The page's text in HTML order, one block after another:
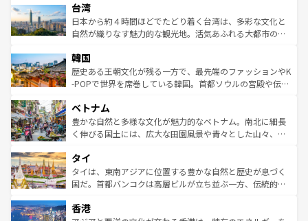
ならではの贅沢な旅のスタイルだ。 なお、新着のアメリカ
情報はコンテンツ一覧を参照してほしい。
れるおもてなしの心で訪れる人々を迎えてくれるハワイの
人々、おいしいローカルフードやハワイアンミュージッ
ク、伝統的なフラダンスなど、すべてがハワイの魅力を彩
ワイを、存分に味わってほしい。 なお、新着のハワイ情報
はコンテンツ一覧を参照してほしい。
リアリーフや大陸中央部にそびえるウルル（エアーズロッ
ク）、タスマニアの美しい原生林やケアンズの熱帯雨林な
ど、見どころがたくさん。また、カフェやワイン、オージ
いる。アクティビティも充実しており、サーフィンやダイ
ビング、ハイキングなど、アウトドア好きにはたまらな
い。オーストラリアの多彩な魅力を存分に味わいつくそ
参照してほしい。
台湾
日本から約４時間ほどでたどり着く台湾は、多彩な文化と
自然が織りなす魅力的な観光地。活気あふれる大都市の台
ン）、静ひつな山岳地帯である台湾東部など、都市の喧騒
と山間の静けさが共存しており、訪れる人に新しい発見と
驚きをもたらしてくれる。また、奥深い台湾の食文化も魅
容にもいいと評判のスイーツなど、バラエティ豊かな料理
が味わえる。 なお、新着の台湾情報は コンテンツ一覧を参
照してほしい。
韓国
歴史ある王朝文化が残る一方で、最先端のファッションやK
-POPで世界を席巻している韓国。首都ソウルの宮殿や伝統
き、地方に足を延ばせば四季折々の自然美を楽しむことが
できる。そして、キムチや焼肉、絶品のストリートフード
まで、さまざまな韓国料理が待っている。夜には、韓国な
リティに包まれながら、韓国の多彩な魅力を心ゆくまで味
わってみてほしい。 なお、新着の韓国情報はコンテンツ一
覧を参照してほしい。
ベトナム
豊かな自然と多様な文化が魅力的なベトナム。南北に細長
く伸びる国土には、広大な田園風景や青々とした山々、世
急速な発展と共に伝統が息づく。ハノイの古い町並みやホ
ーチミン市のフランス統治時代の建物も、独特の雰囲気を
醸し出している。また、バラエティの豊かさとおいしさで
とつ。フォーやバインミー、ベトナムコーヒーなどは、ぜ
タイ
タイは、東南アジアに位置する豊かな自然と歴史が息づく
国だ。首都バンコクは高層ビルが立ち並ぶ一方、伝統的な
の活気が交差している。北部ではチェンマイなどの山岳地
香港